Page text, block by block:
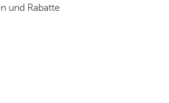
und Rabatte